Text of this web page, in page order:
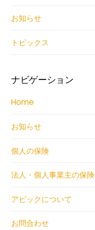
お知らせ
トピックス
ナビゲーション
Home
お知らせ
個人の保険
法人・個人事業主の保険
アピックについて
お問合わせ